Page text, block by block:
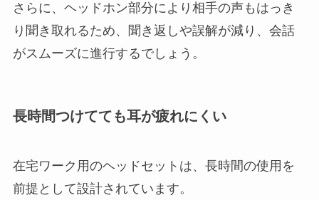
さらに、ヘッドホン部分により相手の声もはっき
り聞き取れるため、聞き返しや誤解が減り、会話
がスムーズに進行するでしょう。
長時間つけてても耳が疲れにくい
在宅ワーク用のヘッドセットは、長時間の使用を
前提として設計されています。